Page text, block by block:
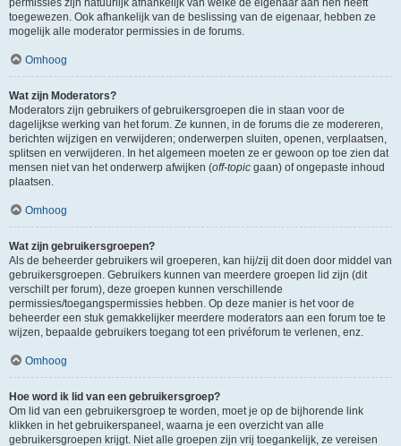
toegewezen. Ook afhankelijk van de beslissing van de eigenaar, hebben ze
mogelijk alle moderator permissies in de forums.
Omhoog
Wat zijn Moderators?
Moderators zijn gebruikers of gebruikersgroepen die in staan voor de
dagelijkse werking van het forum. Ze kunnen, in de forums die ze modereren,
berichten wijzigen en verwijderen; onderwerpen sluiten, openen, verplaatsen,
splitsen en verwijderen. In het algemeen moeten ze er gewoon op toe zien dat
mensen niet van het onderwerp afwijken (off-topic gaan) of ongepaste inhoud
plaatsen.
Omhoog
Wat zijn gebruikersgroepen?
Als de beheerder gebruikers wil groeperen, kan hij/zij dit doen door middel van
gebruikersgroepen. Gebruikers kunnen van meerdere groepen lid zijn (dit
verschilt per forum), deze groepen kunnen verschillende
permissies/toegangspermissies hebben. Op deze manier is het voor de
beheerder een stuk gemakkelijker meerdere moderators aan een forum toe te
wijzen, bepaalde gebruikers toegang tot een privéforum te verlenen, enz.
Omhoog
Hoe word ik lid van een gebruikersgroep?
Om lid van een gebruikersgroep te worden, moet je op de bijhorende link
klikken in het gebruikerspaneel, waarna je een overzicht van alle
gebruikersgroepen krijgt. Niet alle groepen zijn vrij toegankelijk, ze vereisen